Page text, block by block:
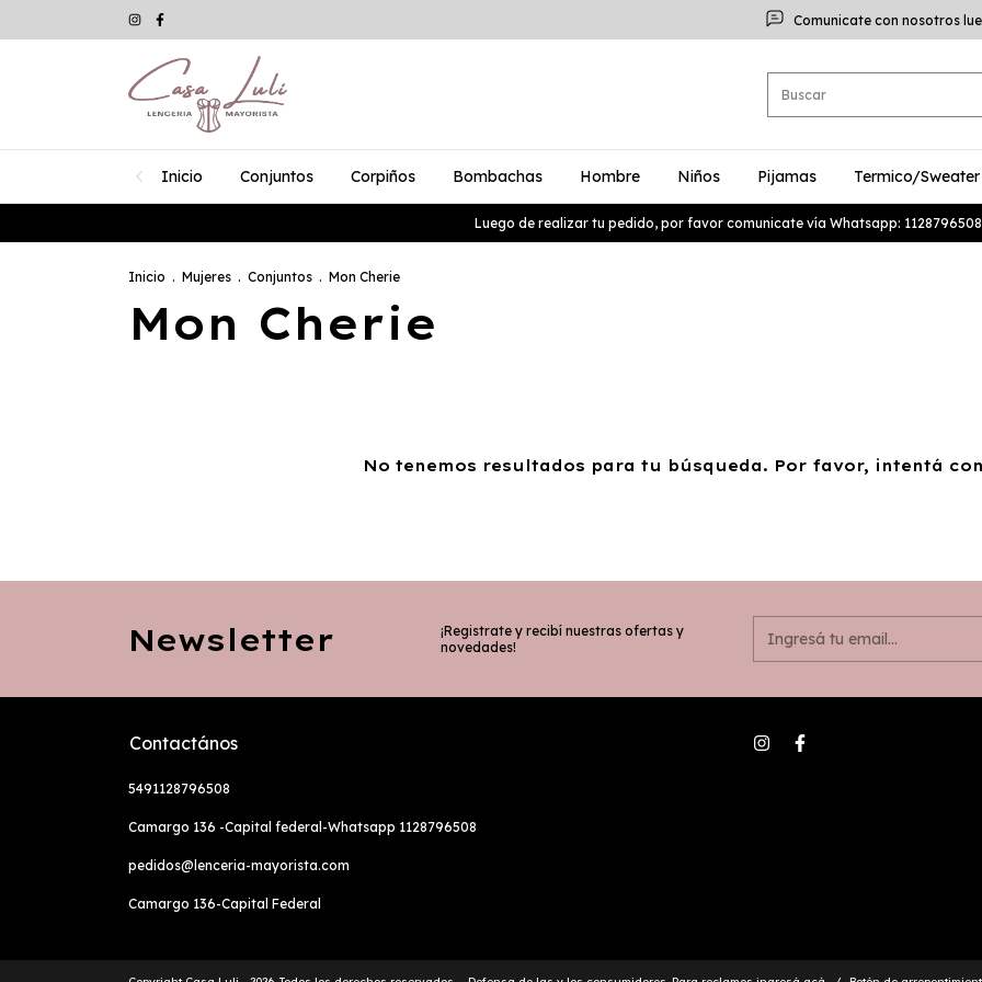
Comunicate con nosotros
Inicio Conjuntos Corpiños Bombachas Hombre Niños Pijamas Termico/Sweater
Luego de realizar tu pedido, por favor comunicate vía Whatsapp:
Inicio . Mujeres . Conjuntos . Mon Cherie
Mon Cherie
No tenemos resultados para tu búsqueda. Por favor, intentá
Newsletter
¡Registrate y recibí nuestras ofertas y
novedades!
Contactános
5491128796508
Camargo 136 -Capital federal-Whatsapp 1128796508
pedidos@lenceria-mayorista.com
Camargo 136-Capital Federal